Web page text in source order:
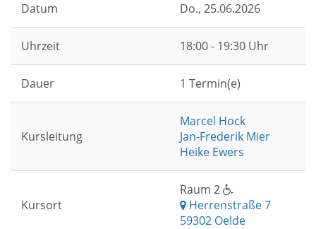
Datum Do., 25.06.2026
Uhrzeit 18:00 - 19:30 Uhr
Dauer 1 Termin(e)
Kursleitung
Marcel Hock
Jan-Frederik Mier
Heike Ewers
Kursort
Raum 2
Herrenstraße 7
59302 Oelde